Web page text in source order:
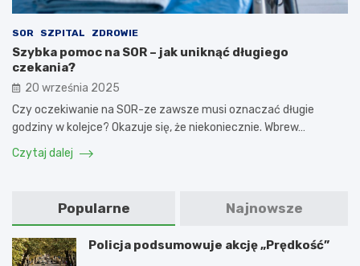
SOR SZPITAL ZDROWIE
Szybka pomoc na SOR – jak uniknąć długiego
czekania?
20 września 2025
Czy oczekiwanie na SOR-ze zawsze musi oznaczać długie
godziny w kolejce? Okazuje się, że niekoniecznie. Wbrew…
Czytaj dalej
Popularne Najnowsze
Policja podsumowuje akcję „Prędkość”